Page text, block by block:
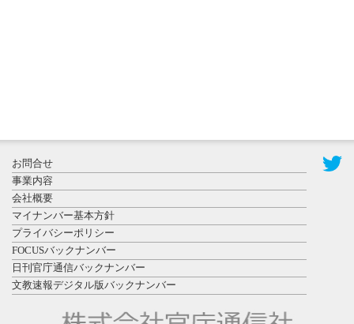
登録有形文
化財となっ
た東北大植
物園八...
お問合せ
事業内容
会社概要
マイナンバー基本方針
プライバシーポリシー
FOCUSバックナンバー
日刊官庁通信バックナンバー
文教速報デジタル版バックナンバー